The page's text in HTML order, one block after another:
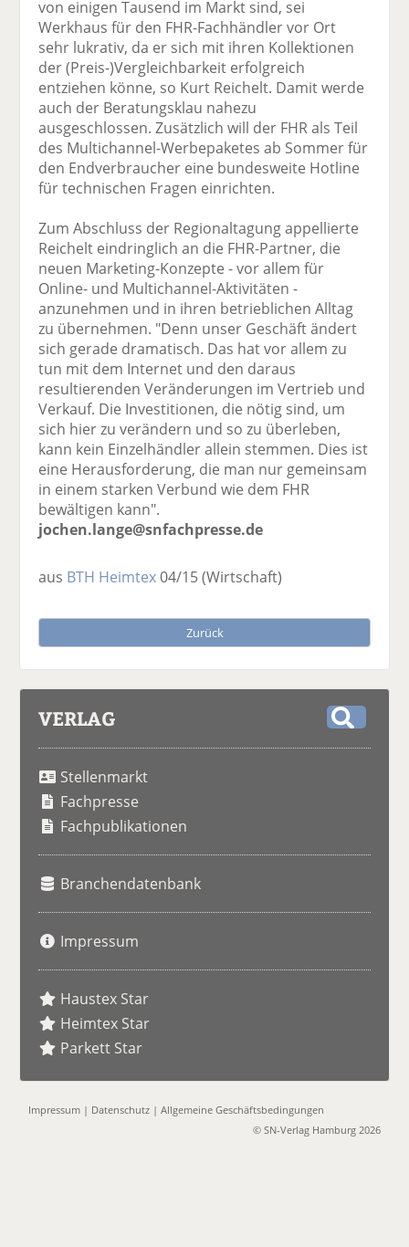
von einigen Tausend im Markt sind, sei
Werkhaus für den FHR-Fachhändler vor Ort
sehr lukrativ, da er sich mit ihren Kollektionen
der (Preis-)Vergleichbarkeit erfolgreich
entziehen könne, so Kurt Reichelt. Damit werde
auch der Beratungsklau nahezu
ausgeschlossen. Zusätzlich will der FHR als Teil
des Multichannel-Werbepaketes ab Sommer für
den Endverbraucher eine bundesweite Hotline
für technischen Fragen einrichten.
Zum Abschluss der Regionaltagung appellierte
Reichelt eindringlich an die FHR-Partner, die
neuen Marketing-Konzepte - vor allem für
Online- und Multichannel-Aktivitäten -
anzunehmen und in ihren betrieblichen Alltag
zu übernehmen. "Denn unser Geschäft ändert
sich gerade dramatisch. Das hat vor allem zu
tun mit dem Internet und den daraus
resultierenden Veränderungen im Vertrieb und
Verkauf. Die Investitionen, die nötig sind, um
sich hier zu verändern und so zu überleben,
kann kein Einzelhändler allein stemmen. Dies ist
eine Herausforderung, die man nur gemeinsam
in einem starken Verbund wie dem FHR
bewältigen kann".
jochen.lange@snfachpresse.de
aus BTH Heimtex04/15(Wirtschaft)
Zurück
VERLAG
Stellenmarkt
Fachpresse
Fachpublikationen
Branchendatenbank
Impressum
Haustex Star
Heimtex Star
Parkett Star
Impressum | Datenschutz |Allgemeine Geschäftsbedingungen
© SN-Verlag Hamburg 2026